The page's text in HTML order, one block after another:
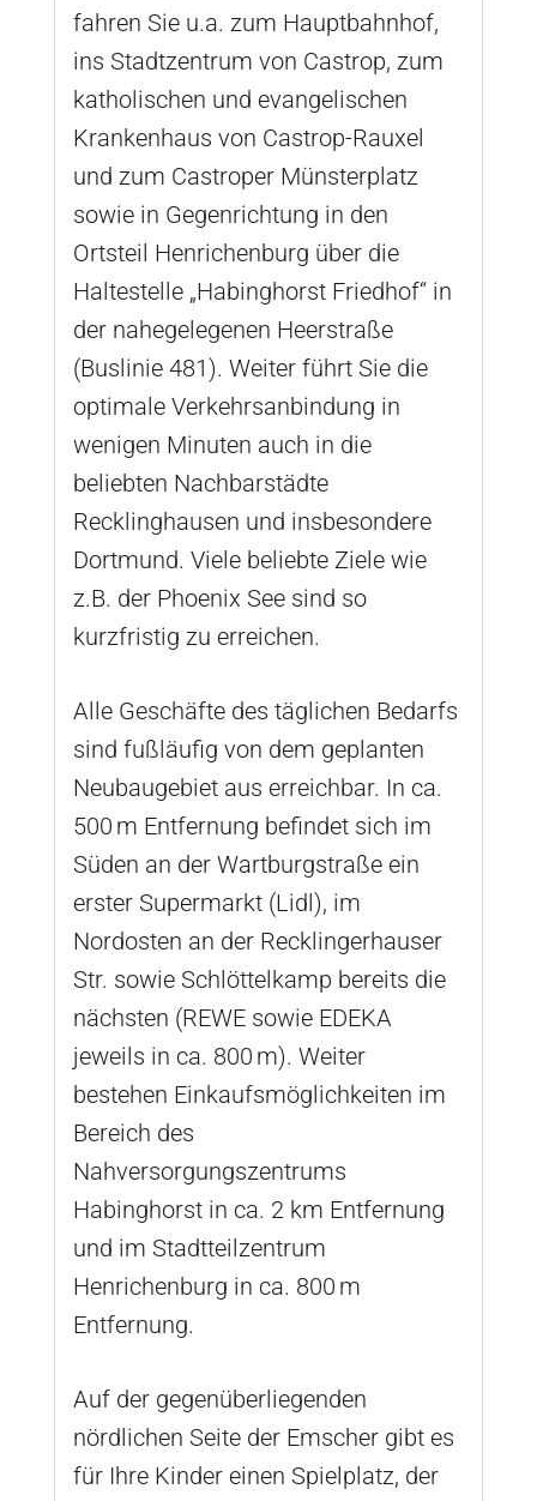
fahren Sie u.a. zum Hauptbahnhof,
ins Stadtzentrum von Castrop, zum
katholischen und evangelischen
Krankenhaus von Castrop-Rauxel
und zum Castroper Münsterplatz
sowie in Gegenrichtung in den
Ortsteil Henrichenburg über die
Haltestelle „Habinghorst Friedhof“ in
der nahegelegenen Heerstraße
(Buslinie 481). Weiter führt Sie die
optimale Verkehrsanbindung in
wenigen Minuten auch in die
beliebten Nachbarstädte
Recklinghausen und insbesondere
Dortmund. Viele beliebte Ziele wie
z.B. der Phoenix See sind so
kurzfristig zu erreichen.
Alle Geschäfte des täglichen Bedarfs
sind fußläufig von dem geplanten
Neubaugebiet aus erreichbar. In ca.
500 m Entfernung befindet sich im
Süden an der Wartburgstraße ein
erster Supermarkt (Lidl), im
Nordosten an der Recklingerhauser
Str. sowie Schlöttelkamp bereits die
nächsten (REWE sowie EDEKA
jeweils in ca. 800 m). Weiter
bestehen Einkaufsmöglichkeiten im
Bereich des
Nahversorgungszentrums
Habinghorst in ca. 2 km Entfernung
und im Stadtteilzentrum
Henrichenburg in ca. 800 m
Entfernung.
Auf der gegenüberliegenden
nördlichen Seite der Emscher gibt es
für Ihre Kinder einen Spielplatz, der